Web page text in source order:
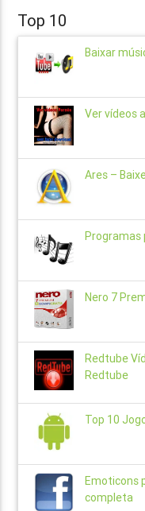
Top 10
Baixar
Ver vídeos
Ares –
Programas
Nero 7
Redtube
Redtube
Top 10
Emoticons
completa